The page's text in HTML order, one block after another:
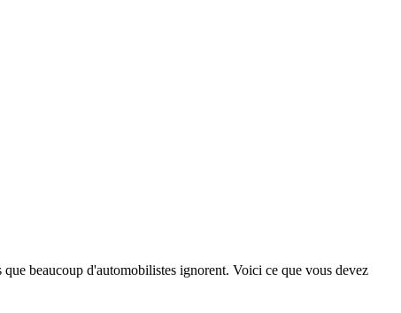
beaucoup d'automobilistes ignorent. Voici ce que vous devez